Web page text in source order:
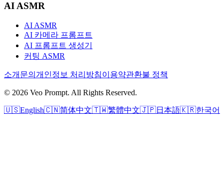
AI ASMR
AI ASMR
AI 카메라 프롬프트
AI 프롬프트 생성기
커팅 ASMR
소개 문의 개인정보 처리방침이용약관환불 정책
© 2026 Veo Prompt. All Rights Reserved.
🇺🇸English🇨🇳简体中文🇹🇼繁體中文🇯🇵日本語🇰🇷한국어